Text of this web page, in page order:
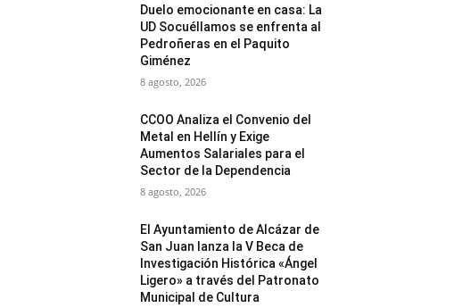
Duelo emocionante en casa: La
UD Socuéllamos se enfrenta al
Pedroñeras en el Paquito
Giménez
8 agosto, 2026
CCOO Analiza el Convenio del
Metal en Hellín y Exige
Aumentos Salariales para el
Sector de la Dependencia
8 agosto, 2026
El Ayuntamiento de Alcázar de
San Juan lanza la V Beca de
Investigación Histórica «Ángel
Ligero» a través del Patronato
Municipal de Cultura